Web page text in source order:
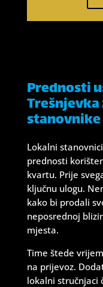
Prednosti
stanovnike
Lokalni
prednosti
kvartu. Prije
ključnu ulogu.
kako bi prodali
neposrednoj
mjesta.
Time štede
na prijevoz.
lokalni stručnjaci